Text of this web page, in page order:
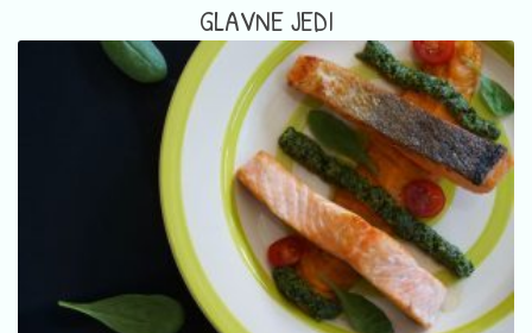
GLAVNE JEDI